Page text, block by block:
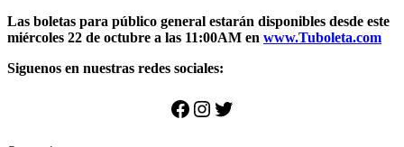
Las boletas para público general estarán disponibles desde este
miércoles 22 de octubre a las 11:00AM en www.Tuboleta.com
Siguenos en nuestras redes sociales:
Facebook
Instagram
Twitter